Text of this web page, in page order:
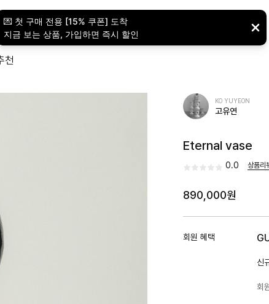
천
KO YUYEON
고유연
Eternal vase
0.0 상품리
890,000원
회원 혜택
신
회